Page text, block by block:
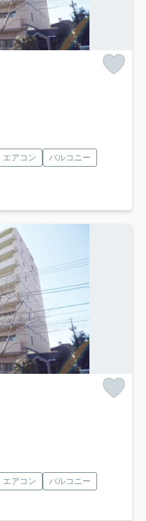
エアコン
バルコニー
エアコン
バルコニー